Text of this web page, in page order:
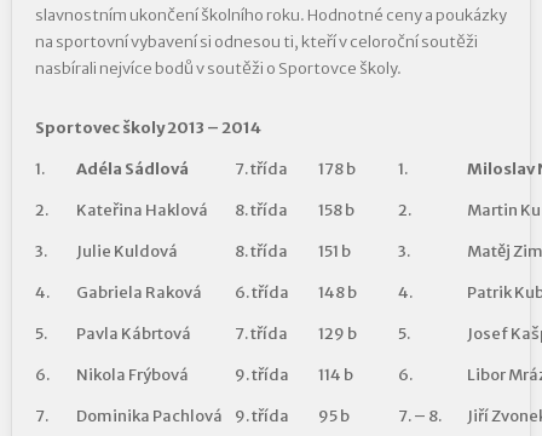
slavnostním ukončení školního roku. Hodnotné ceny a poukázky
na sportovní vybavení si odnesou ti, kteří v celoroční soutěži
nasbírali nejvíce bodů v soutěži o Sportovce školy.
Sportovec školy 2013 – 2014
1.
Adéla Sádlová 7. třída 178 b 1.
Miloslav
2.
Kateřina Haklová 8. třída 158 b 2.
Martin
3.
Julie Kuldová 8. třída 151 b 3.
Matěj
4.
Gabriela Raková 6. třída 148 b 4.
Patrik
5.
Pavla Kábrtová 7. třída 129 b 5.
Josef
6.
Nikola Frýbová 9. třída 114 b 6.
Libor
7.
Dominika Pachlová 9. třída 95 b 7. – 8.
Jiří